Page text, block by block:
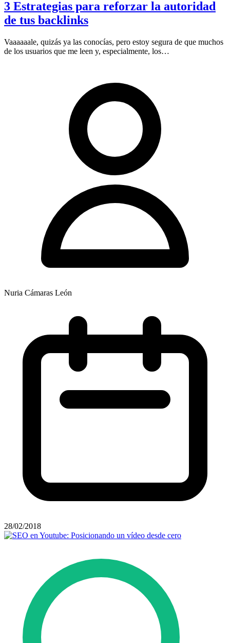
3 Estrategias para reforzar la autoridad
de tus backlinks
Vaaaaaale, quizás ya las conocías, pero estoy segura de que muchos
de los usuarios que me leen y, especialmente, los…
Nuria Cámaras León
28/02/2018